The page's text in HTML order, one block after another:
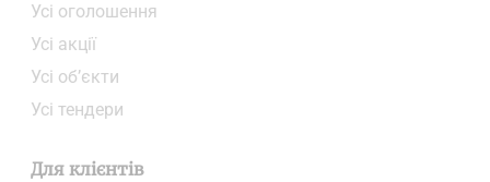
Усі оголошення
Усі акції
Усі об’єкти
Усі тендери
Для клієнтів